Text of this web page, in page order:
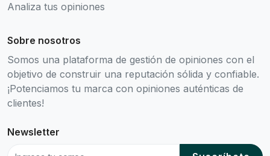
Analiza tus opiniones
Sobre nosotros
Somos una plataforma de gestión de opiniones con el
objetivo de construir una reputación sólida y confiable.
¡Potenciamos tu marca con opiniones auténticas de
clientes!
Newsletter